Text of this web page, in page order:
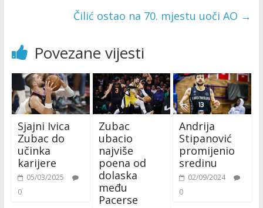
Čilić ostao na 70. mjestu uoči AO →
Povezane vijesti
Sjajni Ivica
Zubac do
učinka
karijere
05/03/2025
0
Zubac
ubacio
najviše
poena od
dolaska
među
Pacerse
Andrija
Stipanović
promijenio
sredinu
02/09/2024
0